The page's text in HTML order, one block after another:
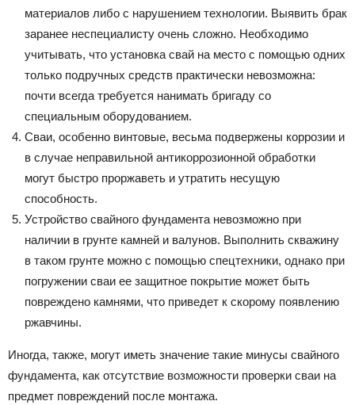
материалов либо с нарушением технологии. Выявить брак
заранее неспециалисту очень сложно. Необходимо
учитывать, что установка свай на место с помощью одних
только подручных средств практически невозможна:
почти всегда требуется нанимать бригаду со
специальным оборудованием.
Сваи, особенно винтовые, весьма подвержены коррозии и
в случае неправильной антикоррозионной обработки
могут быстро проржаветь и утратить несущую
способность.
Устройство свайного фундамента невозможно при
наличии в грунте камней и валунов. Выполнить скважину
в таком грунте можно с помощью спецтехники, однако при
погружении сваи ее защитное покрытие может быть
повреждено камнями, что приведет к скорому появлению
ржавчины.
Иногда, также, могут иметь значение такие минусы свайного
фундамента, как отсутствие возможности проверки сваи на
предмет повреждений после монтажа.